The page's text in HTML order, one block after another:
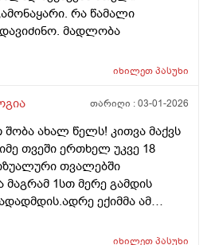
მუხლამდე არაა მხოლოდ,
მთლიანად ფეხს
ტკივილები, თავისი
წელია, თუ ამას მნიშვნელობა
ბუნდოვანი ხედვა წვა
ამ მომენტში უკვე
შანსი რომ ნევროზიც ცალკე
ტკივილს შეიძლება
მაგრან მოქმედებს თუარა
ამდენი ხანირო წამლებს ვსვა
წამლებს ხომარ
კიდე სტრეზამს კიდე
სახელები დანარჩენის ა ხლა
რა წამალი
მადლობა
იხილეთპასუხი
თარიღი :03-01-2026
ახალ წელს! კითვა მაქვს
თვეში ერთხელ უკვე 18
თვალებში
მაგრამ 1სთ მერე გამდის
ექიმმა ამ
ერთერთმა ნევროლოგმა
იხილეთპასუხი